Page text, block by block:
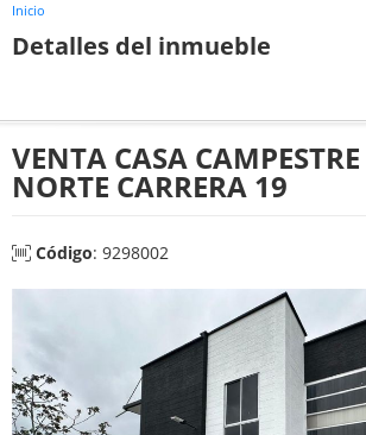
Inicio
Detalles del inmueble
VENTA CASA
NORTE CARRERA 19
Código: 9298002